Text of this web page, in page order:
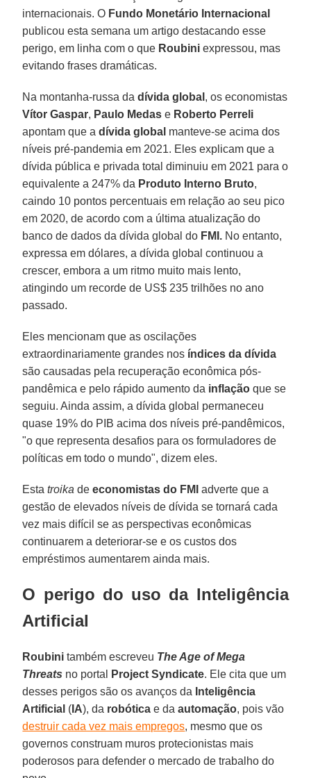
internacionais. O Fundo Monetário Internacional
publicou esta semana um artigo destacando esse
perigo, em linha com o que Roubini expressou, mas
evitando frases dramáticas.
Na montanha-russa dadívida global , os economistas
Vítor Gaspar, Paulo Medas e Roberto Perreli
apontam que adívida global manteve-se acima dos
níveis pré-pandemia em 2021. Eles explicam que a
dívida pública e privada total diminuiu em 2021 para o
equivalente a 247% da Produto Interno Bruto,
caindo 10 pontos percentuais em relação ao seu pico
em 2020, de acordo com a última atualização do
banco de dados da dívida global do FMI. No entanto,
expressa em dólares, a dívida global continuou a
crescer, embora a um ritmo muito mais lento,
atingindo um recorde de US$ 235 trilhões no ano
passado.
Eles mencionam que as oscilações
extraordinariamente grandes nos índices da dívida
são causadas pela recuperação econômica pós-
pandêmica e pelo rápido aumento da inflação que se
seguiu. Ainda assim, a dívida global permaneceu
quase 19% do PIB acima dos níveis pré-pandêmicos,
"o que representa desafios para os formuladores de
políticas em todo o mundo", dizem eles.
Estatroika deeconomistas do FMI adverte que a
gestão de elevados níveis de dívida se tornará cada
vez mais difícil se as perspectivas econômicas
continuarem a deteriorar-se e os custos dos
empréstimos aumentarem ainda mais.
O perigo do uso da Inteligência
Artificial
Roubini também escreveu The Age of Mega
Threats no portal Project Syndicate. Ele cita que um
desses perigos são os avanços da Inteligência
Artificial ( IA), da robótica e daautomação, pois vão
destruir cada vez mais empregos, mesmo que os
governos construam muros protecionistas mais
poderosos para defender o mercado de trabalho do